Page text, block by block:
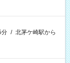
分 / 北茅ケ崎駅から